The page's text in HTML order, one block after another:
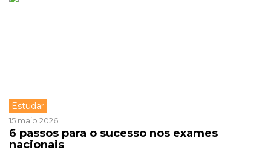
Estudar
15 maio 2026
6 passos para o sucesso nos exames
nacionais